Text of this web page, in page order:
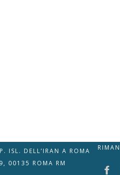
ISL. DELL’IRAN A ROMA
00135 ROMA RM